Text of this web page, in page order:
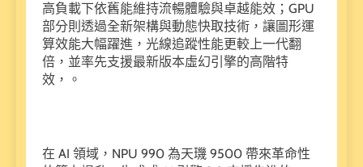
高負載下依舊能維持流暢體驗與卓越能效；GPU
部分則透過全新架構與動態快取技術，讓圖形運
算效能大幅躍進，光線追蹤性能更較上一代翻
倍，並率先支援最新版本虛幻引擎的高階特
效，。
在 AI 領域，NPU 990 為天璣 9500 帶來革命性